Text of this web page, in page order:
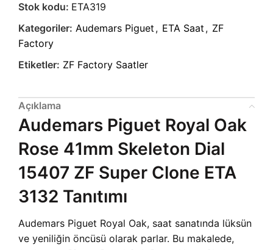
Stok kodu: ETA319
Kategoriler: Audemars Piguet , ETA Saat , ZF
Factory
Etiketler: ZF Factory Saatler
Açıklama
Audemars Piguet Royal Oak
Rose 41mm Skeleton Dial
15407 ZF Super Clone ETA
3132 Tanıtımı
Audemars Piguet Royal Oak, saat sanatında lüksün
ve yeniliğin öncüsü olarak parlar. Bu makalede,